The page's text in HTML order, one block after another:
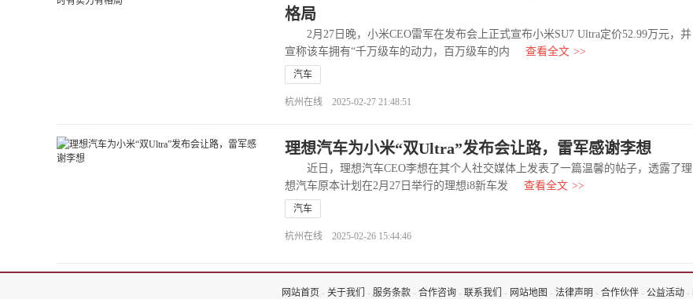
格局
2月27日晚，小米CEO雷军在发布会上正式宣布小米SU7 Ultra定价52.99万元，并
宣称该车拥有“千万级车的动力，百万级车的内
查看全文 >>
汽车
杭州在线 2025-02-27 21:48:51
理想汽车为小米“双Ultra”发布会让路，雷军感谢李想
近日，理想汽车CEO李想在其个人社交媒体上发表了一篇温馨的帖子，透露了理
想汽车原本计划在2月27日举行的理想i8新车发
查看全文 >>
汽车
杭州在线 2025-02-26 15:44:46
网站首页 - 关于我们 - 服务条款 - 合作咨询 - 联系我们 - 网站地图 - 法律声明 - 合作伙伴 - 公益活动 -